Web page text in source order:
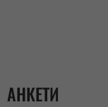
АНКЕТИ